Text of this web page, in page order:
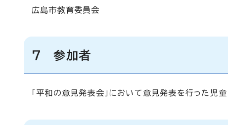
広島市教育委員会
7参加者
「平和の意見発表会」において意見発表を行った児童